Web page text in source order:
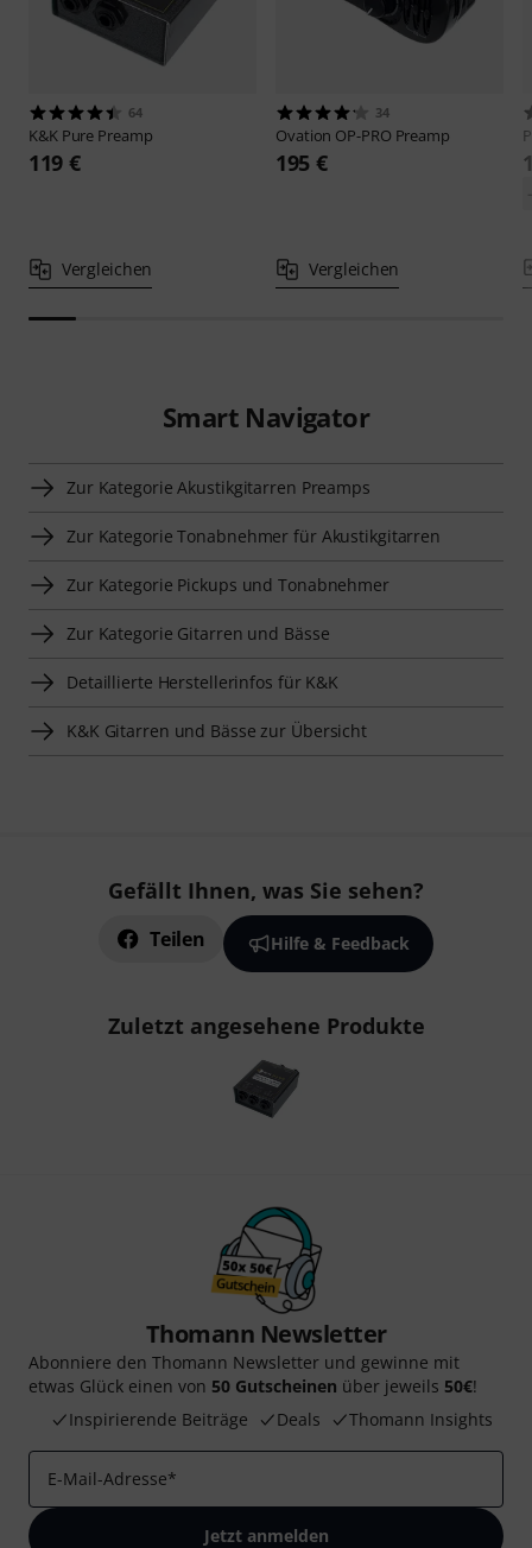
64
K&K Pure Preamp
119 €
Vergleichen
34
Ovation OP-PRO Preamp
195 €
Vergleichen
Smart Navigator
Zur Kategorie Akustikgitarren Preamps
Zur Kategorie Tonabnehmer für Akustikgitarren
Zur Kategorie Pickups und Tonabnehmer
Zur Kategorie Gitarren und Bässe
Detaillierte Herstellerinfos für K&K
K&K Gitarren und Bässe zur Übersicht
Gefällt Ihnen, was Sie sehen?
Teilen Hilfe & Feedback
Zuletzt angesehene Produkte
Thomann Newsletter
Abonniere den Thomann Newsletter und gewinne mit
etwas Glück einen von 50 Gutscheinen über jeweils 50€!
Inspirierende Beiträge
Deals Thomann Insights
E-Mail-Adresse*
Jetzt anmelden